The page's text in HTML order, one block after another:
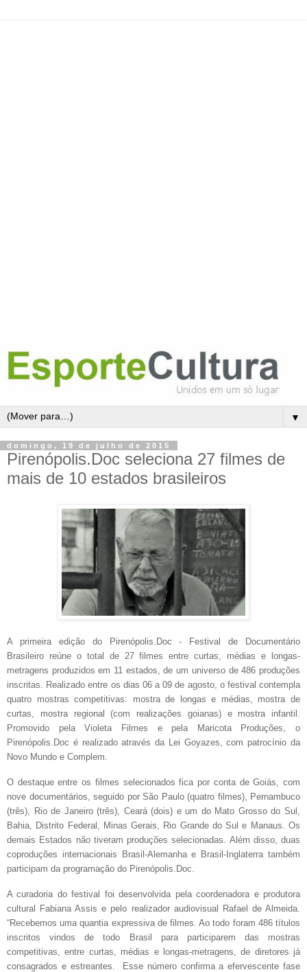
▼
domingo, 19 de julho de 2015
Pirenópolis.Doc seleciona 27 filmes de
mais de 10 estados brasileiros
A primeira edição do Pirenópolis.Doc - Festival de Documentário
Brasileiro reúne o total de 27 filmes entre curtas, médias e longas-
metragens produzidos em 11 estados, de um universo de 486 produções
inscritas. Realizado entre os dias 06 a 09 de agosto, o festival contempla
quatro mostras competitivas: mostra de longas e médias, mostra de
curtas, mostra regional (com realizações goianas) e mostra infantil.
Promovido pela Violeta Filmes e pela Maricota Produções, o
Pirenópolis.Doc é realizado através da Lei Goyazes, com patrocínio da
Novo Mundo e Complem.
O destaque entre os filmes selecionados fica por conta de Goiás, com
nove documentários, seguido por São Paulo (quatro filmes), Pernambuco
(três), Rio de Janeiro (três), Ceará (dois) e um do Mato Grosso do Sul,
Bahia, Distrito Federal, Minas Gerais, Rio Grande do Sul e Manaus. Os
demais Estados não tiveram produções selecionadas. Além disso, duas
coproduções internacionais Brasil-Alemanha e Brasil-Inglaterra também
participam da programação do Pirenópolis.Doc.
A curadoria do festival foi desenvolvida pela coordenadora e produtora
cultural Fabiana Assis e pelo realizador audiovisual Rafael de Almeida.
“Recebemos uma quantia expressiva de filmes. Ao todo foram 486 títulos
inscritos vindos de todo Brasil para participarem das mostras
competitivas, entre curtas, médias e longas-metragens, de diretores já
consagrados e estreantes. Esse número confirma a efervescente fase